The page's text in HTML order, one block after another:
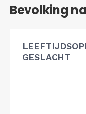
Bevolking
GESLACHT